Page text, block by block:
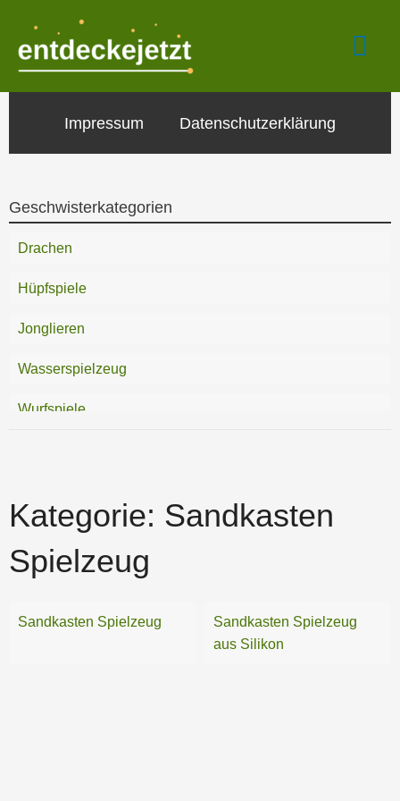
springen
Geschwisterkategorien
Drachen
Hüpfspiele
Jonglieren
Wasserspielzeug
Wurfspiele
Kategorie: Sandkasten
Spielzeug
Sandkasten Spielzeug
Sandkasten Spielzeug
aus Silikon
Impressum Datenschutzerklärung